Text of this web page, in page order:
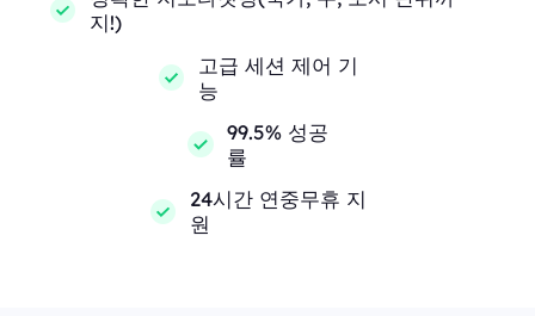
지!)
고급 세션 제어 기
능
99.5% 성공
률
24시간 연중무휴 지
원